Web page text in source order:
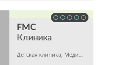
FMC
Клиника
Детская клиника, Медицинская лаборатория, Гинекология